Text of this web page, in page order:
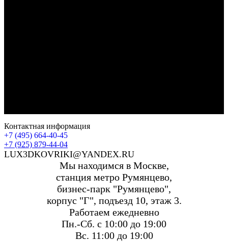
Контактная информация
+7 (495) 664-40-45
+7 (925) 879-44-04
LUX3DKOVRIKI@YANDEX.RU
Мы находимся в Москве,
станция метро Румянцево,
бизнес-парк "Румянцево",
корпус "Г", подъезд 10, этаж 3.
Работаем ежедневно
Пн.-Сб. с 10:00 до 19:00
Вс. 11:00 до 19:00